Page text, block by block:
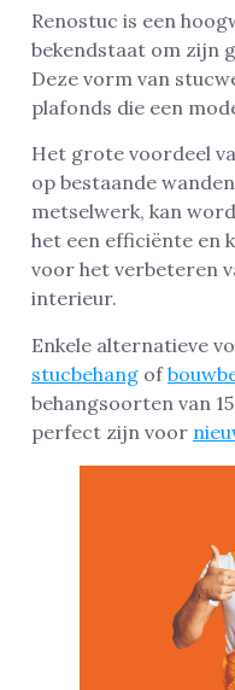
Renostuc is een
bekendstaat om zijn
Deze vorm van
plafonds die een
Het grote voordeel
op bestaande
metselwerk, kan
het een efficiënte en
voor het verbeteren
interieur.
Enkele alternatieve
stucbehang of
behangsoorten van
perfect zijn voor